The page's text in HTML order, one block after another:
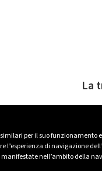
per il suo funzionamento
l’esperienza di navigazione
nell’ambito della
La